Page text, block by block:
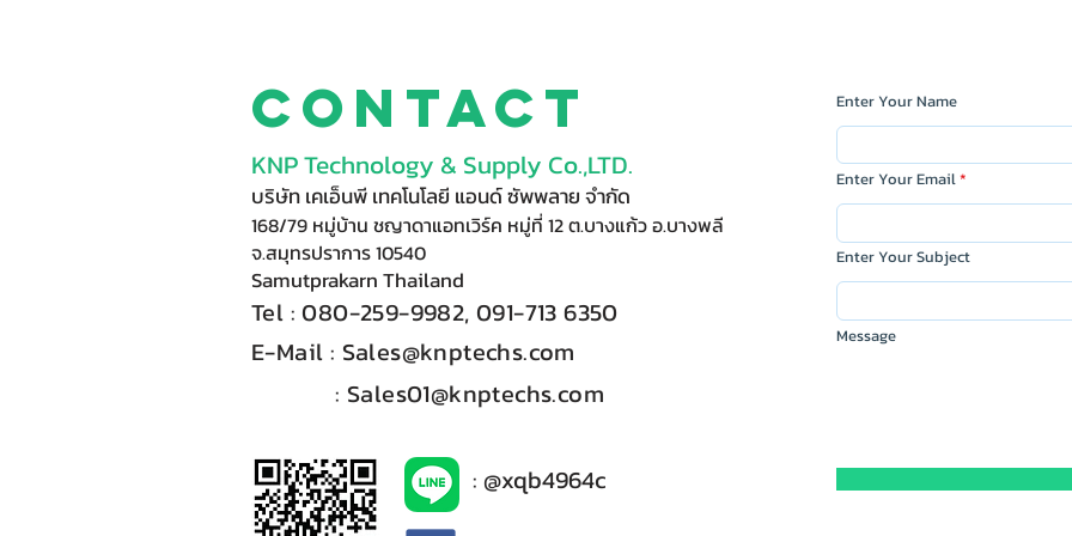
Contact
KNP Technology & Supply Co.,LTD.
บริษัท เคเอ็นพี เทคโนโลยี แอนด์ ซัพพลาย จำกัด
168/79 หมู่บ้าน ชญาดาแอทเวิร์ค หมู่ที่ 12 ต.บางแก้ว อ.บางพลี
จ.สมุทรปราการ 10540
Samutprakarn Thailand
Tel : 080-259-9982, 091-713 6350
E-Mail :​ Sales@knptechs.com
: Sales01@knptechs.com
Enter Your Name
Enter Your Email
Enter Your Subject
Message
: @xqb4964c